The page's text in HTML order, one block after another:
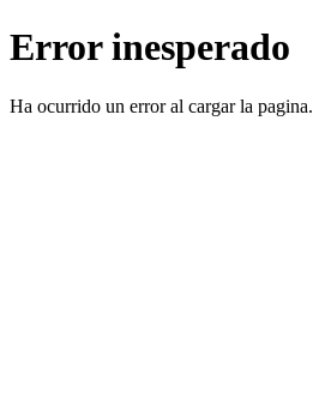
Error inesperado
Ha ocurrido un error al cargar la pagina.